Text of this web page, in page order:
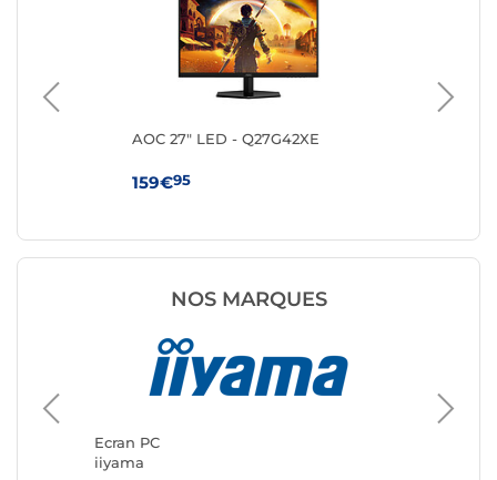
AOC 27" LED - Q27G42XE
159€95
NOS MARQUES
Ecran PC
iiyama
Ecran
ASUS